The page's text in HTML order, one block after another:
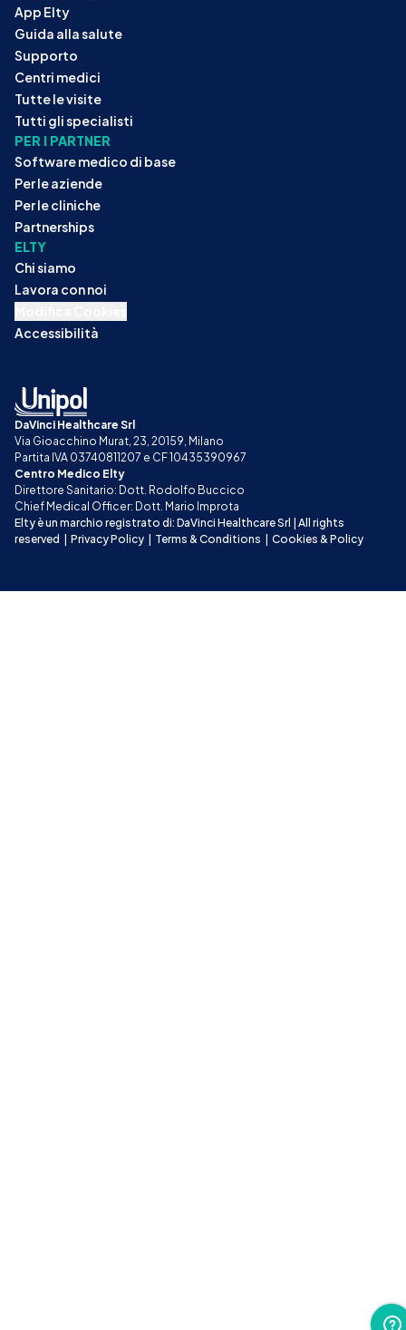
App Elty
Guida alla salute
Supporto
Centri medici
Tutte le visite
Tutti gli specialisti
PER I PARTNER
Software medico di base
Per le aziende
Per le cliniche
Partnerships
ELTY
Chi siamo
Lavora con noi
Accessibilità
DaVinci Healthcare Srl
Via Gioacchino Murat, 23, 20159, Milano
Partita IVA 03740811207 e CF 10435390967
Centro Medico Elty
Direttore Sanitario: Dott. Rodolfo Buccico
Chief Medical Officer: Dott. Mario Improta
Elty è un marchio registrato di: DaVinci Healthcare Srl | All rights
reserved | Privacy Policy | Terms & Conditions | Cookies & Policy